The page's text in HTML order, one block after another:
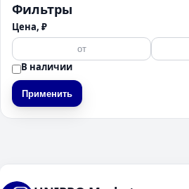
Фильтры
Цена, ₽
В наличии
Применить